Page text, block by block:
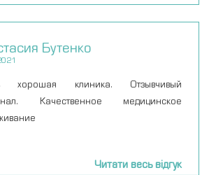
и каждый раз у меня было много
после приемов и зачастую
не довольной. И когда попала к
поняла, что наконец-то нашла своего
( грамотного и
и ответы на свои вопросы так
Бутенко
хорошая клиника. Отзывчивый
Качественное медицинское
Читати весь відгук